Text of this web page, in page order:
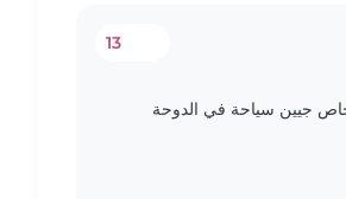
13
جيين سياحة في الدوحة